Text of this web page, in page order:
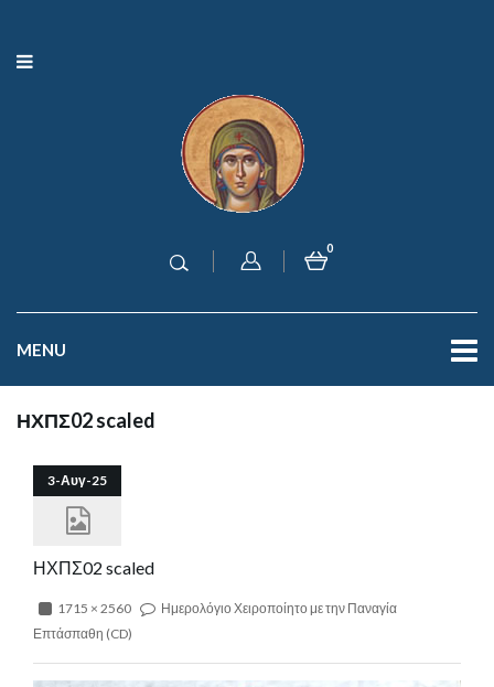
0
MENU
ΗΧΠΣ02 scaled
3-Αυγ-25
ΗΧΠΣ02 scaled
1715 × 2560
Ημερολόγιο Χειροποίητο με την Παναγία
Επτάσπαθη (CD)